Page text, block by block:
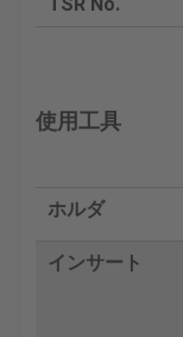
使用工具
ホルダ
インサート